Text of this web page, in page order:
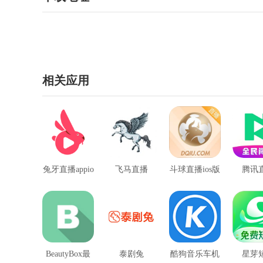
相关应用
兔牙直播appio 飞马直播 斗球直播ios版 腾讯
BeautyBox最 泰剧兔 酷狗音乐车机 星芽